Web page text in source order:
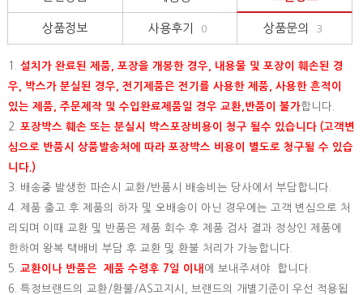
상품정보 사용후기 0 상품문의 3
1. 설치가 완료된 제품, 포장을 개봉한 경우, 내용물 및 포장이 훼손된 경
우, 박스가 분실된 경우, 전기제품은 전기를 사용한 제품, 사용한 흔적이
있는 제품, 주문제작 및 수입완료제품일 경우 교환,반품이 불가합니다.
2. 포장박스 훼손 또는 분실시 박스포장비용이 청구 될수 있습니다 (고객변
심으로 반품시 상품발송처에 따라 포장박스 비용이 별도로 청구될 수 있습
니다.)
3. 배송중 발생한 파손시 교환/반품시 배송비는 당사에서 부담합니다.
4. 제품 출고 후 제품의 하자 및 오배송이 아닌 경우에는 고객 변심으로 처
리되며 이때 교환 및 반품은 제품 회수 후 제품 검사 결과 정상인 제품에
한하여 왕복 택배비 부담 후 교환 및 환불 처리가 가능합니다.
5. 교환이나 반품은 제품 수령후 7일 이내 에 보내주셔야 합니다.
6. 특정브랜드의 교환/환불/AS고지시, 브랜드의 개별기준이 우선 적용됩